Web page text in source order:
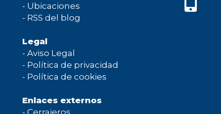
- Ubicaciones
- RSS del blog
Legal
- Aviso Legal
- Política de privacidad
- Política de cookies
Enlaces externos